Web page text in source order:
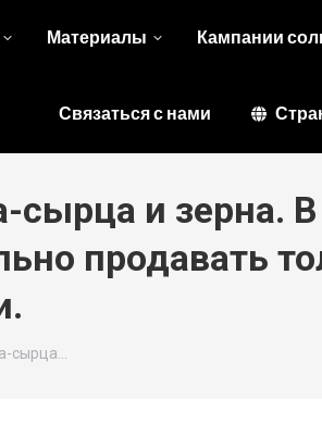
Материалы Кампании
Связаться с нами
сырца и зерна.
продавать
сырца…